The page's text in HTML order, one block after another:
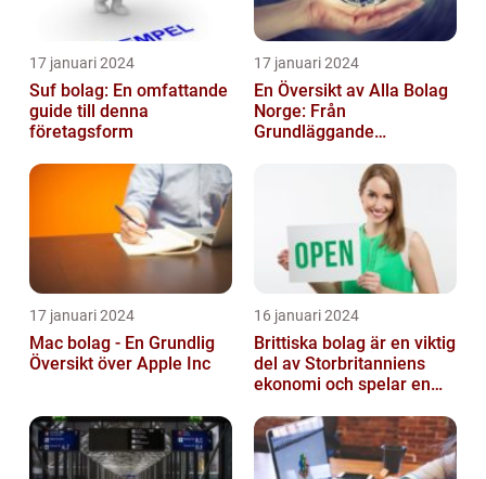
17 januari 2024
Suf bolag: En omfattande
guide till denna
företagsform
17 januari 2024
En Översikt av Alla Bolag
Norge: Från
Grundläggande
Kvantitativa Mätningar
17 januari 2024
Mac bolag - En Grundlig
Översikt över Apple Inc
16 januari 2024
Brittiska bolag är en viktig
del av Storbritanniens
ekonomi och spelar en
landets...